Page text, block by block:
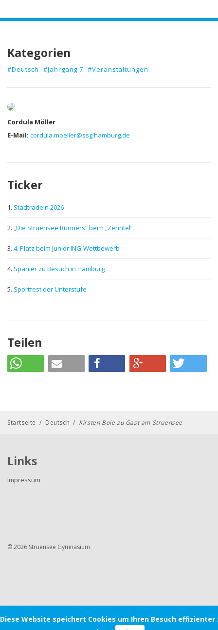
Diese Website speichert Cookies um Ihren Besuch effizienter
Kategorien
#Deutsch #Jahrgang 7 #Veranstaltungen
Autor
Cordula Möller
E-Mail: cordula.moeller@ssg.hamburg.de
Ticker
Stadtradeln 2026
„Die Struensee Runners“ beim „Zehntel“
4. Platz beim Junior.ING-Wettbewerb
Spanier zu Besuch in Hamburg
Sportfest der Unterstufe
Teilen
Startseite / Deutsch / Kirsten Boie zu Gast am Struensee
Links
Impressum
© 2026 Struensee Gymnasium